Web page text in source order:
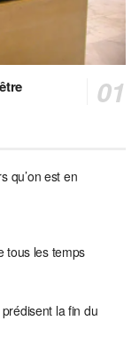
qu’on est en
tous les temps
la fin du